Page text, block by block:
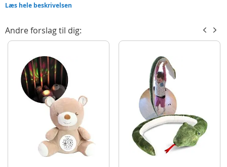
Care Bears Share Bear
Detaljer:
Mål: 35 cm (H)
Produktdetaljer
Model
Læs hele beskrivelsen
Andre forslag til dig: